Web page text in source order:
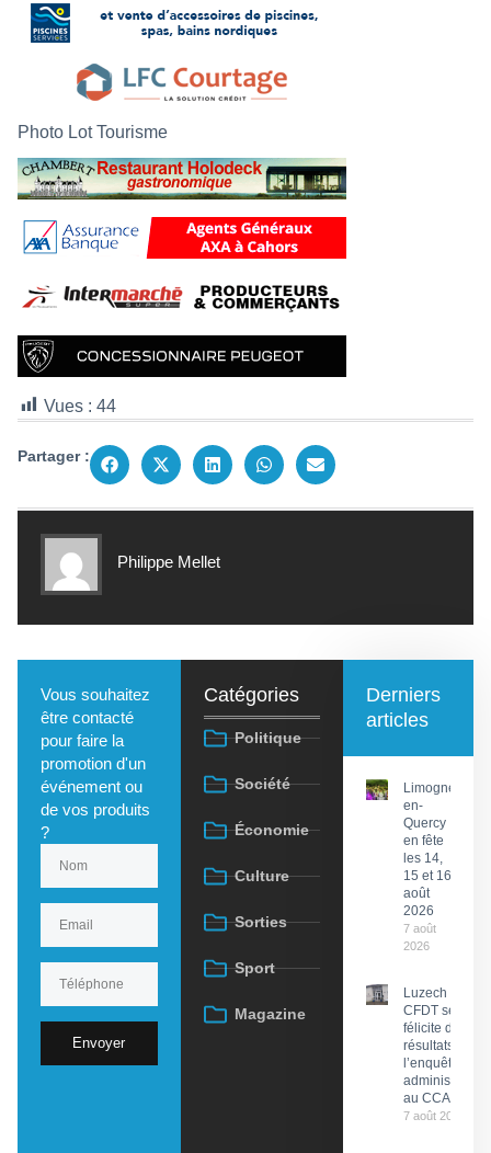
Photo Lot Tourisme
Vues : 44
Partager :
Philippe Mellet
Vous souhaitez
être contacté
pour faire la
promotion d'un
événement ou
de vos produits
?
Envoyer
Catégories
Politique
Société
Économie
Culture
Sorties
Sport
Magazine
Derniers
articles
Limogne-
en-
Quercy
en fête
les 14,
15 et 16
août
2026
7 août
2026
Luzech : La
CFDT se
félicite des
résultats de
l’enquête
administrative
au CCAS
7 août 2026